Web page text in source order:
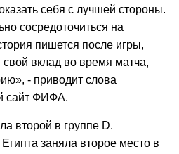
себя с лучшей стороны.
сосредоточиться на
пишется после игры,
вклад во время матча,
- приводит слова
сайт ФИФА.
второй в группе D.
заняла второе место в